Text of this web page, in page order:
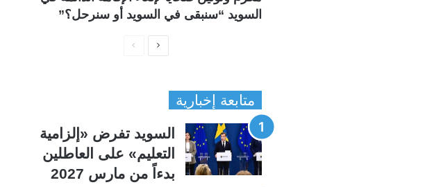
السويد “سنبقى في السويد أو سنرحل؟”
ة
ا
ل
ا
ل
متابعة إخبارية
السويد تفرض «إلزامية
التعليم» على العاطلين
بدءاً من مارس 2027